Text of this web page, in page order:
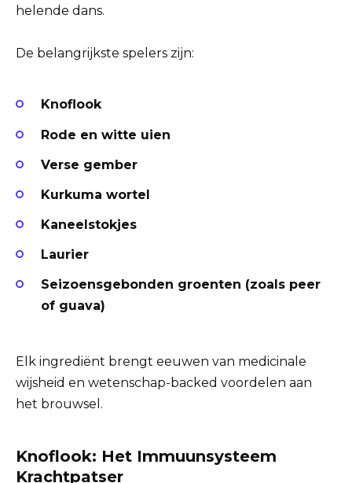
helende dans.
De belangrijkste spelers zijn:
Knoflook
Rode en witte uien
Verse gember
Kurkuma wortel
Kaneelstokjes
Laurier
Seizoensgebonden groenten (zoals peer
of guava)
Elk ingrediënt brengt eeuwen van medicinale
wijsheid en wetenschap-backed voordelen aan
het brouwsel.
Knoflook: Het Immuunsysteem
Krachtpatser